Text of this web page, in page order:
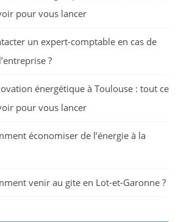
pour vous lancer
un expert-comptable en cas de
?
énergétique à Toulouse : tout ce
pour vous lancer
économiser de l’énergie à la
venir au gite en Lot-et-Garonne ?